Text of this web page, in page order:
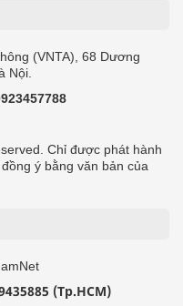
(VNTA), 68 Dương
Nội.
Chỉ được phát hành
ý bằng văn bản của
(Tp.HCM)